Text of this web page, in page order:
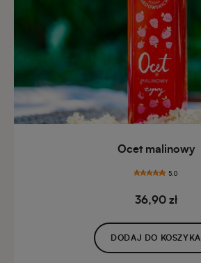
Ocet malinowy
5.0
36,90 zł
DODAJ DO KOSZYKA